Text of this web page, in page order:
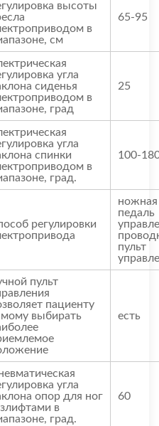
высоты
в
см
65-95
угла
сиденья
в
град
25
угла
спинки
в
град.
100-
регулировки
ножная
педаль
пульт
пульт
пациенту
выбирать
есть
угла
опор для ног
в
град.
60